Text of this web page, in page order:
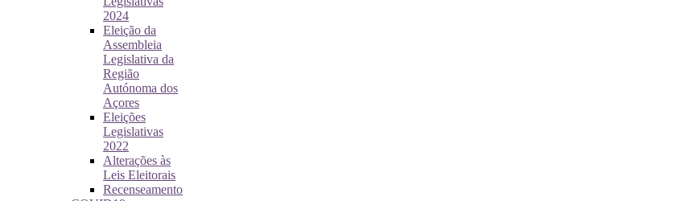
2024
Eleição da
Assembleia
Legislativa da
Região
Autónoma dos
Açores
Eleições
Legislativas
2022
Alterações às
Leis Eleitorais
Recenseamento